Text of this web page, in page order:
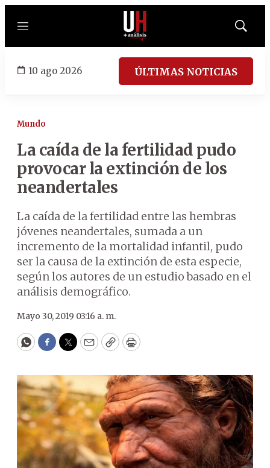
Menú
Mostrar
10 ago 2026 ÚLTIMAS NOTICIAS
Mundo
La caída de la fertilidad pudo
provocar la extinción de los
neandertales
La caída de la fertilidad entre las hembras
jóvenes neandertales, sumada a un
incremento de la mortalidad infantil, pudo
ser la causa de la extinción de esta especie,
según los autores de un estudio basado en el
análisis demográfico.
Mayo 30, 2019 03:16 a. m.
WhatsApp
Facebook
Twitter
EmailCopyPrint